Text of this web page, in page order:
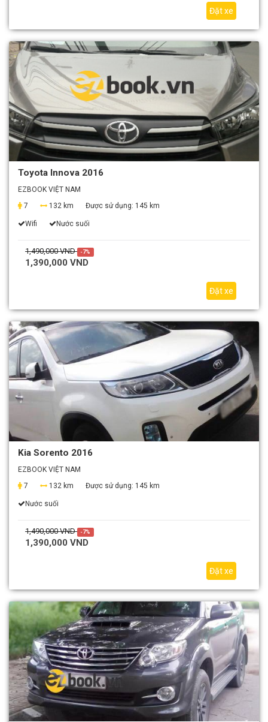
Đặt xe
Toyota Innova 2016
EZBOOK VIỆT NAM
7
132 km Được sử dụng: 145 km
Wifi Nước suối
1,490,000 VND -7%
1,390,000 VND
Đặt xe
Kia Sorento 2016
EZBOOK VIỆT NAM
7
132 km Được sử dụng: 145 km
Nước suối
1,490,000 VND -7%
1,390,000 VND
Đặt xe